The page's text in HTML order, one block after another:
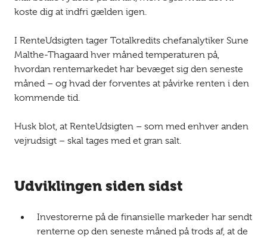
koste dig at indfri gælden igen.
I RenteUdsigten tager Totalkredits chefanalytiker Sune
Malthe-Thagaard hver måned temperaturen på,
hvordan rentemarkedet har bevæget sig den seneste
måned – og hvad der forventes at påvirke renten i den
kommende tid.
Husk blot, at RenteUdsigten – som med enhver anden
vejrudsigt – skal tages med et gran salt.
Udviklingen siden sidst
Investorerne på de finansielle markeder har sendt
renterne op den seneste måned på trods af, at de